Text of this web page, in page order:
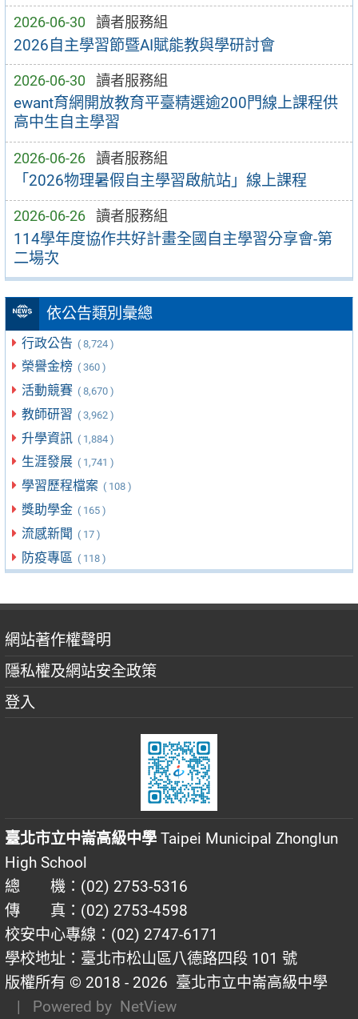
2026-06-30 讀者服務組
2026自主學習節暨AI賦能教與學研討會
2026-06-30 讀者服務組
ewant育網開放教育平臺精選逾200門線上課程供
高中生自主學習
2026-06-26 讀者服務組
「2026物理暑假自主學習啟航站」線上課程
2026-06-26 讀者服務組
114學年度協作共好計畫全國自主學習分享會-第
二場次
依公告類別彙總
行政公告 ( 8,724 )
榮譽金榜 ( 360 )
活動競賽 ( 8,670 )
教師研習 ( 3,962 )
升學資訊 ( 1,884 )
生涯發展 ( 1,741 )
學習歷程檔案 ( 108 )
獎助學金 ( 165 )
流感新聞 ( 17 )
防疫專區 ( 118 )
網站著作權聲明
隱私權及網站安全政策
登入
臺北市立中崙高級中學 Taipei Municipal Zhonglun
High School
總 機：(02) 2753-5316
傳 真：(02) 2753-4598
校安中心專線：(02) 2747-6171
學校地址：臺北市松山區八德路四段 101 號
版權所有 © 2018 - 2026 臺北市立中崙高級中學
| Powered by NetView